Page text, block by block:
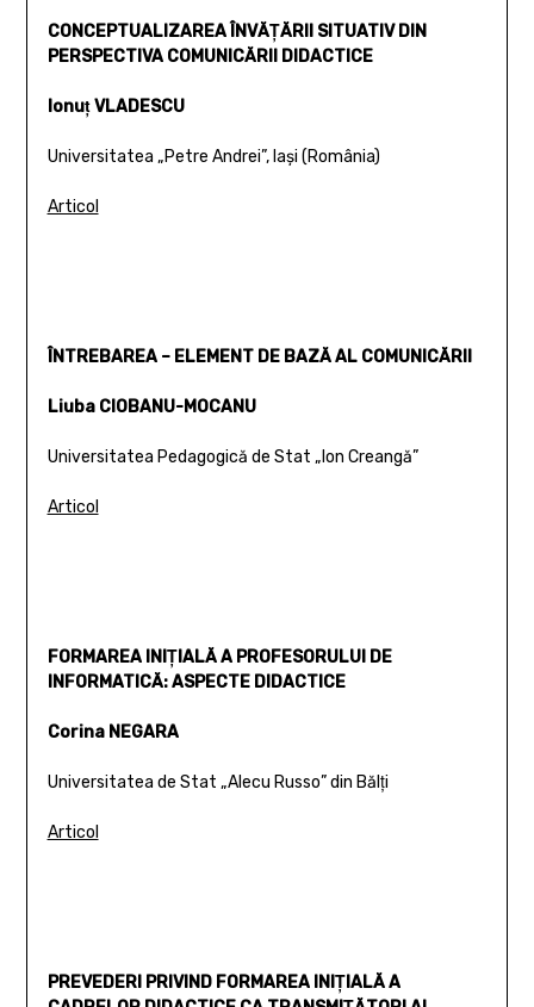
CONCEPTUALIZAREA ÎNVĂŢĂRII SITUATIV DIN
PERSPECTIVA COMUNICĂRII DIDACTICE
Ionuţ VLADESCU
Universitatea „Petre Andrei”, Iaşi (România)
Articol
ÎNTREBAREA – ELEMENT DE BAZĂ AL COMUNICĂRII
Liuba CIOBANU-MOCANU
Universitatea Pedagogică de Stat „Ion Creangă”
Articol
FORMAREA INIŢIALĂ A PROFESORULUI DE
INFORMATICĂ: ASPECTE DIDACTICE
Corina NEGARA
Universitatea de Stat „Alecu Russo” din Bălţi
Articol
PREVEDERI PRIVIND FORMAREA INIŢIALĂ A